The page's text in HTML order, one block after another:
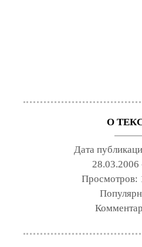
О
Дата
28.03.2006
Просмотров: